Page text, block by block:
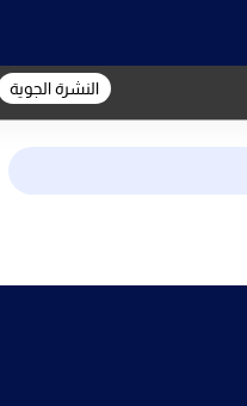
النشرة الجوية